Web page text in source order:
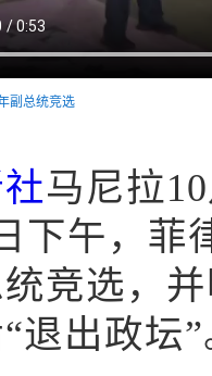
副总统竞选
马尼拉
下午，菲
竞选，
退出政坛”